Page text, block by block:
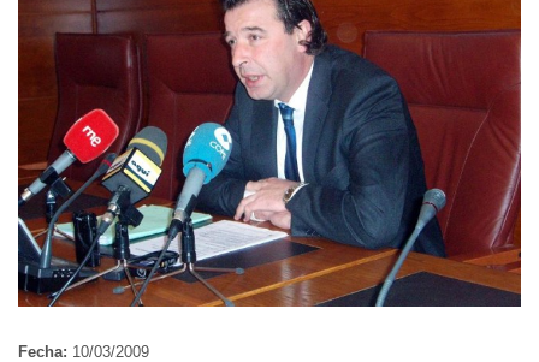
Fecha: 10/03/2009